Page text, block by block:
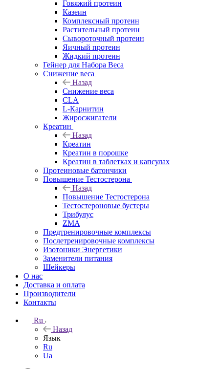
Говяжий протеин
Казеин
Комплексный протеин
Растительный протеин
Сывороточный протеин
Яичный протеин
Жидкий протеин
Гейнер для Набора Веса
Снижение веса
Назад
Снижение веса
CLA
L-Карнитин
Жиросжигатели
Креатин
Назад
Креатин
Креатин в порошке
Креатин в таблетках и капсулах
Протеиновые батончики
Повышение Тестостерона
Назад
Повышение Тестостерона
Тестостероновые бустеры
Трибулус
ZMA
Предтренировочные комплексы
Послетренировочные комплексы
Изотоники Энергетики
Заменители питания
Шейкеры
О нас
Доставка и оплата
Производители
Контакты
Ru
Назад
Язык
Ru
Ua